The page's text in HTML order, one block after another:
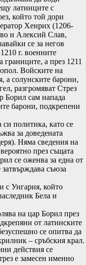
латинците с
който той дори
Хенрих (1206-
и Алексий Слав,
се за негов
г. военните
а през 1211
Войските на
а солунските барони,
разгромяват Стрез
Борил сам напада
барони, подкрепени
политика, като се
за доведената
Няма сведения на
през същата
се оженва за една от
съюза
с Унгария, който
Бела и
на цар Борил през
от латинските
се опитва да
– сръбския крал.
действия се
е замесен именно